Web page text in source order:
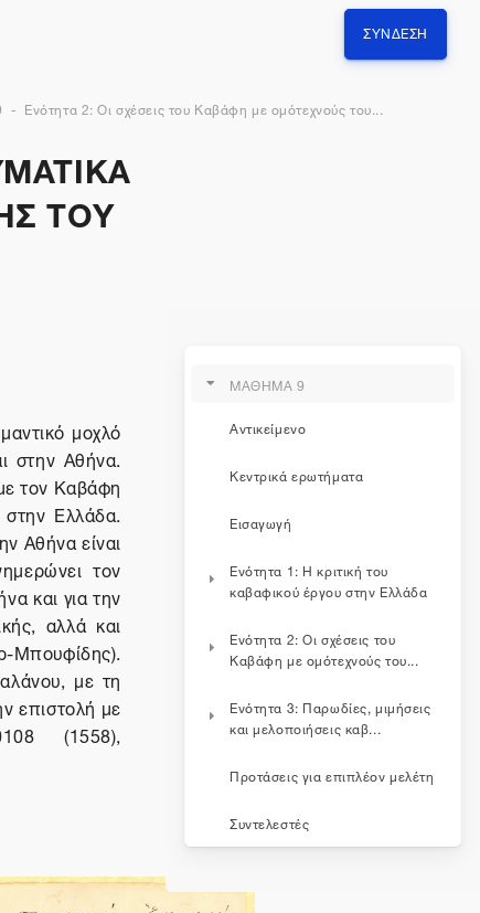
ΣΎΝΔΕΣΗ
Ενότητα 2: Οι σχέσεις του Καβάφη με ομότεχνούς του...
ΤΟΥ
μοχλό
στην Αθήνα.
τον Καβάφη
Ελλάδα.
Αθήνα είναι
τον
και για την
αλλά και
με τη
επιστολή με
(1558),
ΜΑΘΗΜΑ 9
Αντικείμενο
Κεντρικά ερωτήματα
Εισαγωγή
Ενότητα 1: Η κριτική του
καβαφικού έργου στην Ελλάδα
Ενότητα 2: Οι σχέσεις του
Καβάφη με ομότεχνούς του...
Ενότητα 3: Παρωδίες, μιμήσεις
και μελοποιήσεις καβ...
Προτάσεις για επιπλέον μελέτη
Συντελεστές